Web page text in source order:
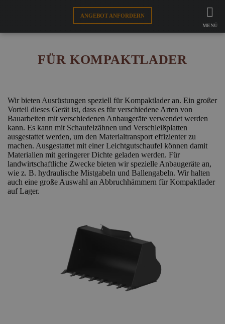
ANGEBOT ANFORDERN
MENÜ
WEBSHOP
DE
AUSRÜSTUNGEN RADLADERAUSRÜSTUNG
FÜR
KOMPAKTLADER
FÜR KOMPAKTLADER
Wir bieten Ausrüstungen speziell für Kompaktlader an. Ein großer
Vorteil dieses Gerät ist, dass es für verschiedene Arten von
Bauarbeiten mit verschiedenen Anbaugeräte verwendet werden
kann. Es kann mit Schaufelzähnen und Verschleißplatten
ausgestattet werden, um den Materialtransport effizienter zu
machen. Ausgestattet mit einer Leichtgutschaufel können damit
Materialien mit geringerer Dichte geladen werden. Für
landwirtschaftliche Zwecke bieten wir spezielle Anbaugeräte an,
wie z. B. hydraulische Mistgabeln und Ballengabeln. Wir halten
auch eine große Auswahl an Abbruchhämmern für Kompaktlader
auf Lager.